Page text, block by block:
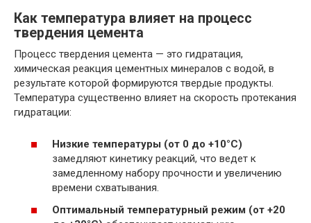
Как температура влияет на процесс
твердения цемента
Процесс твердения цемента — это гидратация,
химическая реакция цементных минералов с водой, в
результате которой формируются твердые продукты.
Температура существенно влияет на скорость протекания
гидратации:
Низкие температуры (от 0 до +10°C)
замедляют кинетику реакций, что ведет к
замедленному набору прочности и увеличению
времени схватывания.
Оптимальный температурный режим (от +20